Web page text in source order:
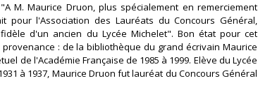
M. Maurice Druon, plus spécialement en remerciement
l'Association des Lauréats du Concours Général,
d'un ancien du Lycée Michelet". Bon état pour cet
: de la bibliothèque du grand écrivain Maurice
de l'Académie Française de 1985 à 1999. Elève du Lycée
à 1937, Maurice Druon fut lauréat du Concours Général